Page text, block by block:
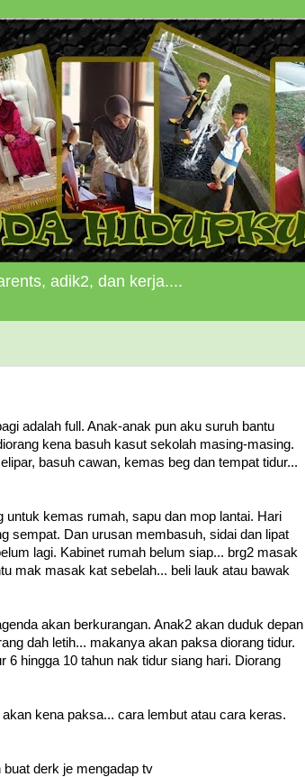
adik2, dan kerja....
adalah full. Anak-anak pun aku suruh bantu
kena basuh kasut sekolah masing-masing.
basuh cawan, kemas beg dan tempat tidur...
untuk kemas rumah, sapu dan mop lantai. Hari
sempat. Dan urusan membasuh, sidai dan lipat
lagi. Kabinet rumah belum siap... brg2 masak
mak masak kat sebelah... beli lauk atau bawak
akan berkurangan. Anak2 akan duduk depan
dah letih... makanya akan paksa diorang tidur.
6 hingga 10 tahun nak tidur siang hari. Diorang
kena paksa... cara lembut atau cara keras.
buat derk je mengadap tv